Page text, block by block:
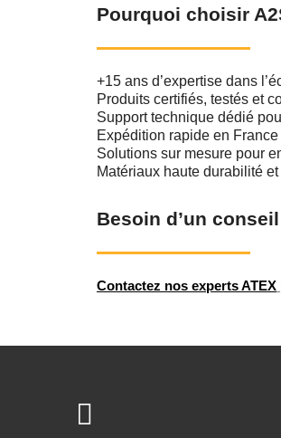
Pourquoi choisir
+15 ans d’expertise dans
Produits certifiés, testés et
Support technique dédié
Expédition rapide en France
Solutions sur mesure pour
Matériaux haute durabilité
Besoin d’un
Contactez nos experts ATEX